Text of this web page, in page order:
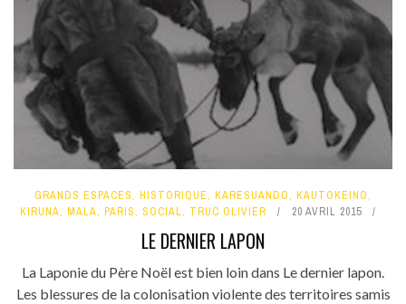
GRANDS ESPACES, HISTORIQUE, KARESUANDO, KAUTOKEINO,
KIRUNA, MALA, PARIS, SOCIAL, TRUC OLIVIER 20 AVRIL 2015
LE DERNIER LAPON
La Laponie du Père Noël est bien loin dans Le dernier lapon.
Les blessures de la colonisation violente des territoires samis